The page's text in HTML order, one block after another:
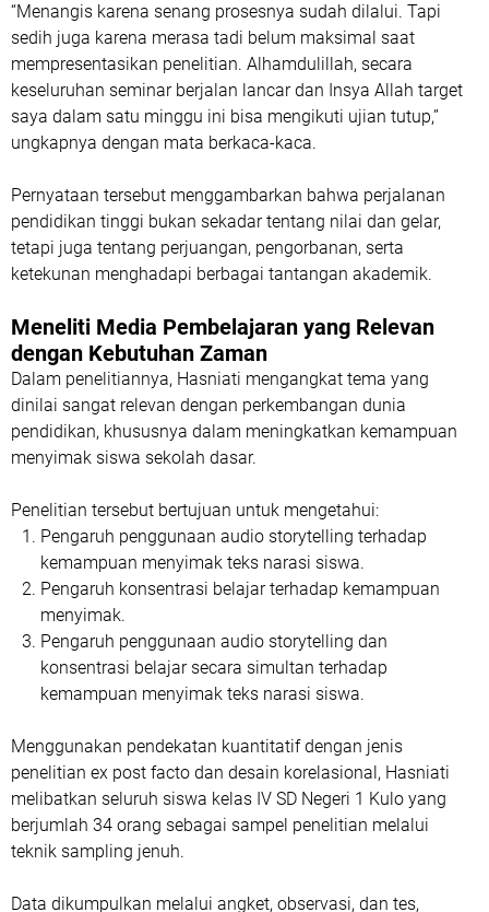
“Menangis karena senang prosesnya sudah dilalui. Tapi
sedih juga karena merasa tadi belum maksimal saat
mempresentasikan penelitian. Alhamdulillah, secara
keseluruhan seminar berjalan lancar dan Insya Allah target
saya dalam satu minggu ini bisa mengikuti ujian tutup,”
ungkapnya dengan mata berkaca-kaca.
Pernyataan tersebut menggambarkan bahwa perjalanan
pendidikan tinggi bukan sekadar tentang nilai dan gelar,
tetapi juga tentang perjuangan, pengorbanan, serta
ketekunan menghadapi berbagai tantangan akademik.
Meneliti Media Pembelajaran yang Relevan
dengan Kebutuhan Zaman
Dalam penelitiannya, Hasniati mengangkat tema yang
dinilai sangat relevan dengan perkembangan dunia
pendidikan, khususnya dalam meningkatkan kemampuan
menyimak siswa sekolah dasar.
Penelitian tersebut bertujuan untuk mengetahui:
Pengaruh penggunaan audio storytelling terhadap
kemampuan menyimak teks narasi siswa.
Pengaruh konsentrasi belajar terhadap kemampuan
menyimak.
Pengaruh penggunaan audio storytelling dan
konsentrasi belajar secara simultan terhadap
kemampuan menyimak teks narasi siswa.
Menggunakan pendekatan kuantitatif dengan jenis
penelitian ex post facto dan desain korelasional, Hasniati
melibatkan seluruh siswa kelas IV SD Negeri 1 Kulo yang
berjumlah 34 orang sebagai sampel penelitian melalui
teknik sampling jenuh.
Data dikumpulkan melalui angket, observasi, dan tes,